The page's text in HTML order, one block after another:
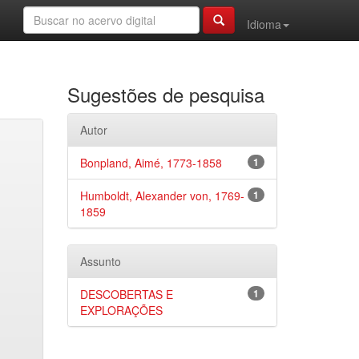
Idioma
Sugestões de pesquisa
Autor
1
Bonpland, Aimé, 1773-1858
1
Humboldt, Alexander von, 1769-
1859
Assunto
1
DESCOBERTAS E
EXPLORAÇÕES